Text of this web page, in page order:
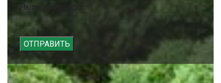
Напишите вопрос
ОТПРАВИТЬ